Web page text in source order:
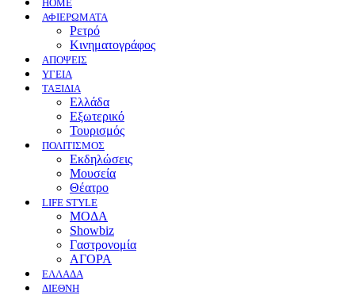
HOME
ΑΦΙΕΡΩΜΑΤΑ
Ρετρό
Κινηματογράφος
ΑΠΟΨΕΙΣ
ΥΓΕΙΑ
ΤΑΞΙΔΙΑ
Ελλάδα
Εξωτερικό
Τουρισμός
ΠΟΛΙΤΙΣΜΟΣ
Eκδηλώσεις
Mουσεία
Θέατρο
LIFE STYLE
ΜΟΔΑ
Showbiz
Γαστρονομία
ΑΓΟΡΑ
ΕΛΛΆΔΑ
ΔΙΕΘΝΉ